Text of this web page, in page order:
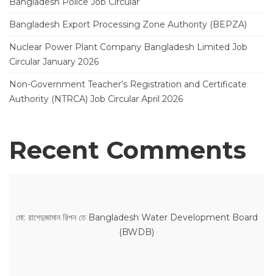
Bangladesh Export Processing Zone Authority (BEPZA)
Nuclear Power Plant Company Bangladesh Limited Job
Circular January 2026
Non-Government Teacher’s Registration and Certificate
Authority (NTRCA) Job Circular April 2026
Recent Comments
মো: রাশেদুজামান রিপনতে Bangladesh Water Development Board
(BWDB)